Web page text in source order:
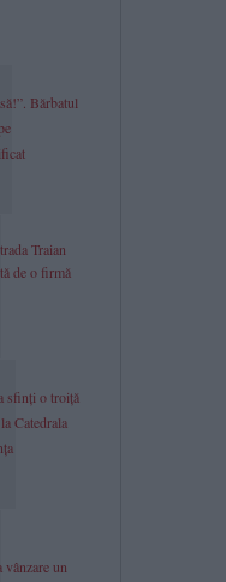
Bărbatul
Traian
de o firmă
sfinți o troiță
Catedrala
vânzare un